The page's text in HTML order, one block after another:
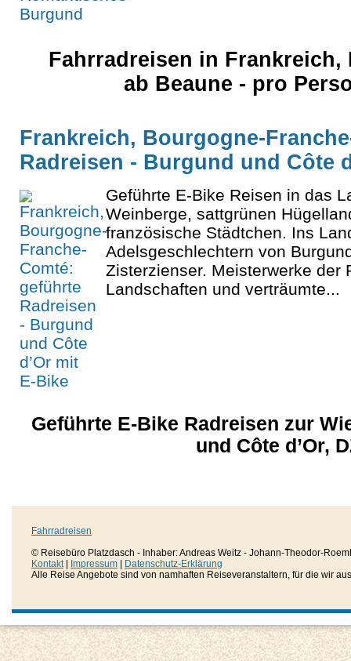
Fahrradreisen in
ab Beaune - pro
Frankreich, Bourgogne-
Radreisen - Burgund und Côte
Geführte E-Bike Reisen in das
Weinberge, sattgrünen
französische Städtchen. Ins
Adelsgeschlechtern von
Zisterzienser. Meisterwerke der
Landschaften und verträumte...
Geführte E-Bike Radreisen zur
und Côte d’Or,
Fahrradreisen
© Reisebüro Platzdasch - Inhaber: Andreas Weitz - Johann-Theodor-
Kontakt| Impressum
Datenschutz-Erklärung
Alle Reise Angebote sind von namhaften Reiseveranstaltern, für die wir